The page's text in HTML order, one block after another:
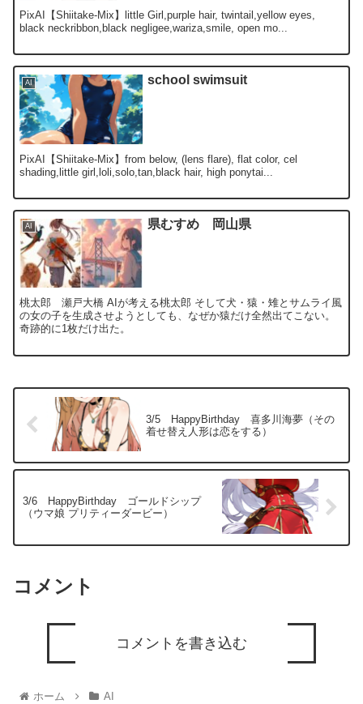
PixAI【Shiitake-Mix】little Girl,purple hair, twintail,yellow eyes,
black neckribbon,black negligee,wariza,smile, open mo...
AI school swimsuit
PixAI【Shiitake-Mix】from below, (lens flare), flat color, cel
shading,little girl,loli,solo,tan,black hair, high ponytai...
AI 県むすめ 岡山県
桃太郎 瀬戸大橋 AIが考える桃太郎 そして犬・猿・雉とサムライ風
の女の子を生成させようとしても、なぜか猿だけ全然出てこない。
奇跡的に1枚だけ出た。
3/5 HappyBirthday 喜多川海夢（その
着せ替え人形は恋をする）
3/6 HappyBirthday ゴールドシップ
（ウマ娘 プリティーダービー）
コメント
コメントを書き込む
ホーム AI